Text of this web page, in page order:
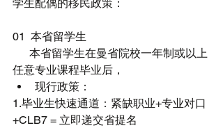
学生配偶的移民政策：
01  本省留学生
任意专业课程毕业后，
现行政策：
1.毕业生快速通道：紧缺职业+专业对口
+CLB7 = 立即递交省提名